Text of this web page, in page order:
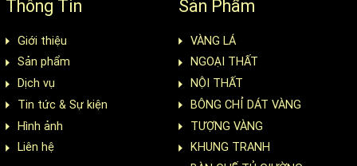
Thông Tin
Giới thiệu
Sản phẩm
Dịch vụ
Tin tức & Sự kiện
Hình ảnh
Liên hệ
Sản Phẩm
VÀNG LÁ
NGOẠI THẤT
NỘI THẤT
BÔNG CHỈ DÁT VÀNG
TƯỢNG VÀNG
KHUNG TRANH